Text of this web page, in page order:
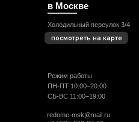
Холодильный переулок 3/4
Режим работы
ПН-ПТ 10:00−20:00
СБ-ВС 11:00−19:00
redome-msk@mail.ru
в Москве
посмотреть на карте